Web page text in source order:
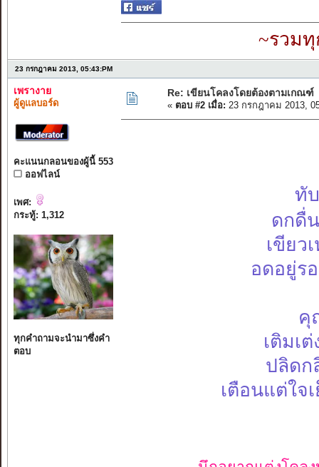
~รวมทุ
23 กรกฎาคม 2013, 05:43:PM
เพรางาย
ผู้ดูแลบอร์ด
คะแนนกลอนของผู้นี้ 553
ออฟไลน์
เพศ:
กระทู้: 1,312
ทุกคำถามจะนำมาซึ่งคำ
ตอบ
Re: เขียนโคลงโดยต้องตามเกณฑ์
« ตอบ #2 เมื่อ: 23 กรกฎาคม 2013,
ทั
ดก
เขีย
อดอ
คุณ
เติม
ปลิด
เตือนแต่